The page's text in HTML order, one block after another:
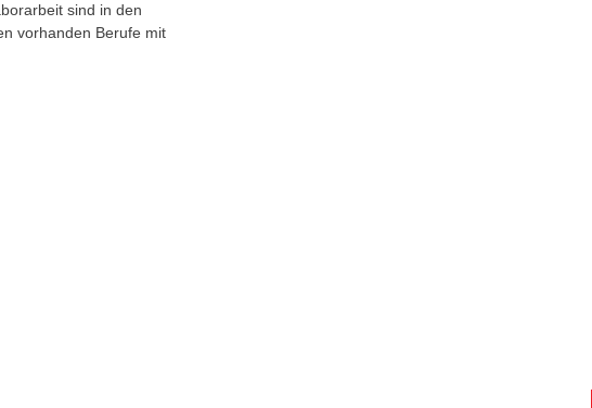
sind in den
vorhanden Berufe mit